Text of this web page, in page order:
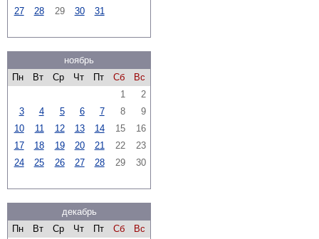
27
28 29 30 31
ноябрь
Пн
Вт Ср Чт Пт Сб
Вс
1
2
3
4 5 6 7 8
9
10
11 12 13 14 15
16
17
18 19 20 21 22
23
24
25 26 27 28 29 30
декабрь
Пн
Вт Ср Чт Пт Сб
Вс